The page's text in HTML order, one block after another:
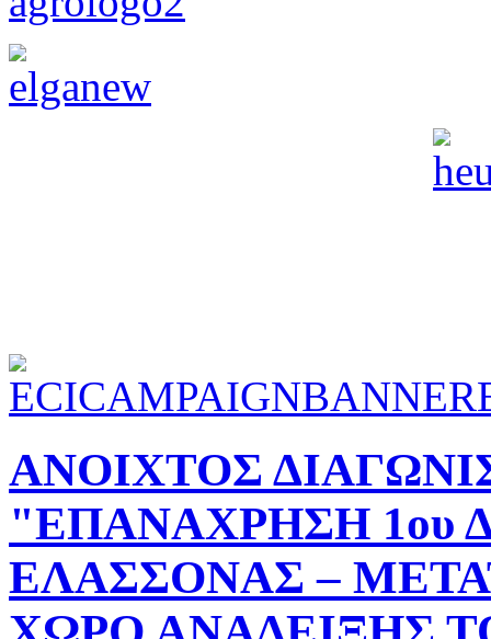
ΑΝΟΙΧΤΟΣ
"ΕΠΑΝΑΧΡΗΣΗ 1ου
ΕΛΑΣΣΟΝΑΣ –